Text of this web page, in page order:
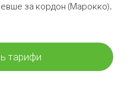
за кордон (Марокко).
тарифи